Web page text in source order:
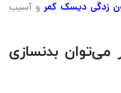
زدگی دیسک کمر و آسیب
بدنسازی